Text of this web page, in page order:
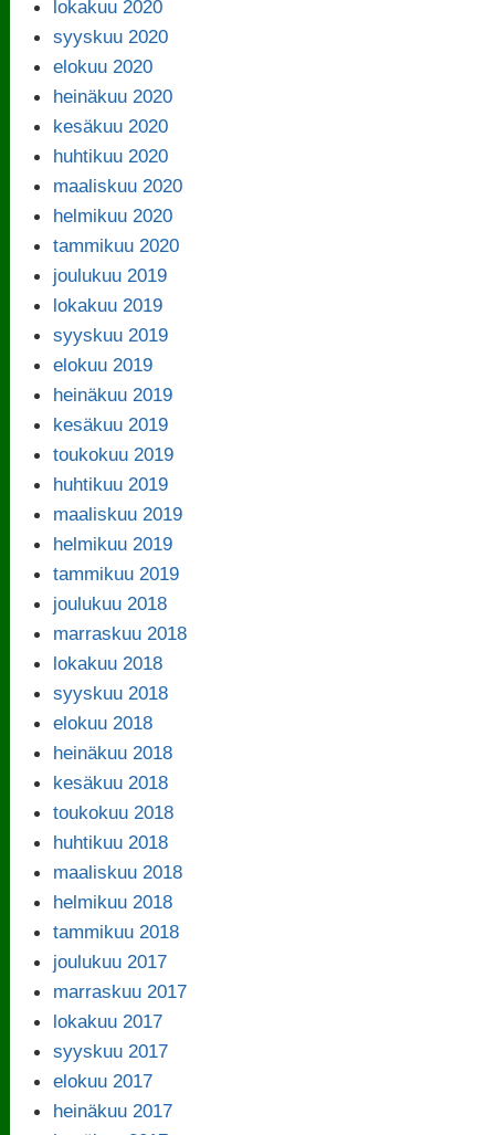
lokakuu 2020
syyskuu 2020
elokuu 2020
heinäkuu 2020
kesäkuu 2020
huhtikuu 2020
maaliskuu 2020
helmikuu 2020
tammikuu 2020
joulukuu 2019
lokakuu 2019
syyskuu 2019
elokuu 2019
heinäkuu 2019
kesäkuu 2019
toukokuu 2019
huhtikuu 2019
maaliskuu 2019
helmikuu 2019
tammikuu 2019
joulukuu 2018
marraskuu 2018
lokakuu 2018
syyskuu 2018
elokuu 2018
heinäkuu 2018
kesäkuu 2018
toukokuu 2018
huhtikuu 2018
maaliskuu 2018
helmikuu 2018
tammikuu 2018
joulukuu 2017
marraskuu 2017
lokakuu 2017
syyskuu 2017
elokuu 2017
heinäkuu 2017